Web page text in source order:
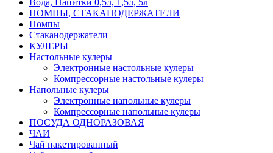
ПОМПЫ, СТАКАНОДЕРЖАТЕЛИ
Помпы
Стаканодержатели
КУЛЕРЫ
Настольные кулеры
Электронные настольные кулеры
Компрессорные настольные кулеры
Напольные кулеры
Электронные напольные кулеры
Компрессорные напольные кулеры
ПОСУДА ОДНОРАЗОВАЯ
ЧАИ
Чай пакетированный